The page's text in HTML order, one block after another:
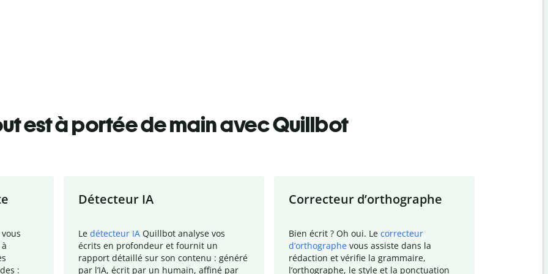
est à portée de main avec Quillbot
:
Détecteur IA
Le détecteur IA Quillbot analyse vos
écrits en profondeur et fournit un
rapport détaillé sur son contenu : généré
par l’IA, écrit par un humain, affiné par
Correcteur d’orthographe
Bien écrit ? Oh oui. Le correcteur
d’orthographe vous assiste dans la
rédaction et vérifie la grammaire,
l’orthographe, le style et la ponctuation